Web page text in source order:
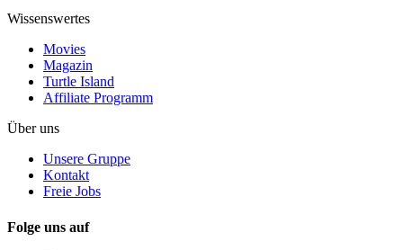
Wissenswertes
Movies
Magazin
Turtle Island
Affiliate Programm
Über uns
Unsere Gruppe
Kontakt
Freie Jobs
Folge uns auf